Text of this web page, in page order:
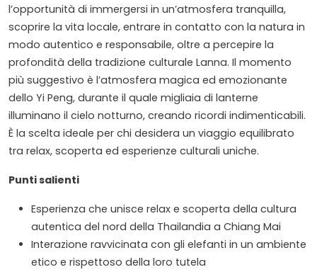
l’opportunità di immergersi in un’atmosfera tranquilla,
scoprire la vita locale, entrare in contatto con la natura in
modo autentico e responsabile, oltre a percepire la
profondità della tradizione culturale Lanna. Il momento
più suggestivo è l’atmosfera magica ed emozionante
dello Yi Peng, durante il quale migliaia di lanterne
illuminano il cielo notturno, creando ricordi indimenticabili.
È la scelta ideale per chi desidera un viaggio equilibrato
tra relax, scoperta ed esperienze culturali uniche.
Punti salienti
Esperienza che unisce relax e scoperta della cultura
autentica del nord della Thailandia a Chiang Mai
Interazione ravvicinata con gli elefanti in un ambiente
etico e rispettoso della loro tutela